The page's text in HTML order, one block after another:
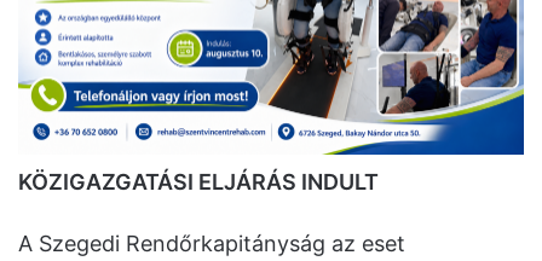
KÖZIGAZGATÁSI ELJÁRÁS INDULT
A Szegedi Rendőrkapitányság az eset